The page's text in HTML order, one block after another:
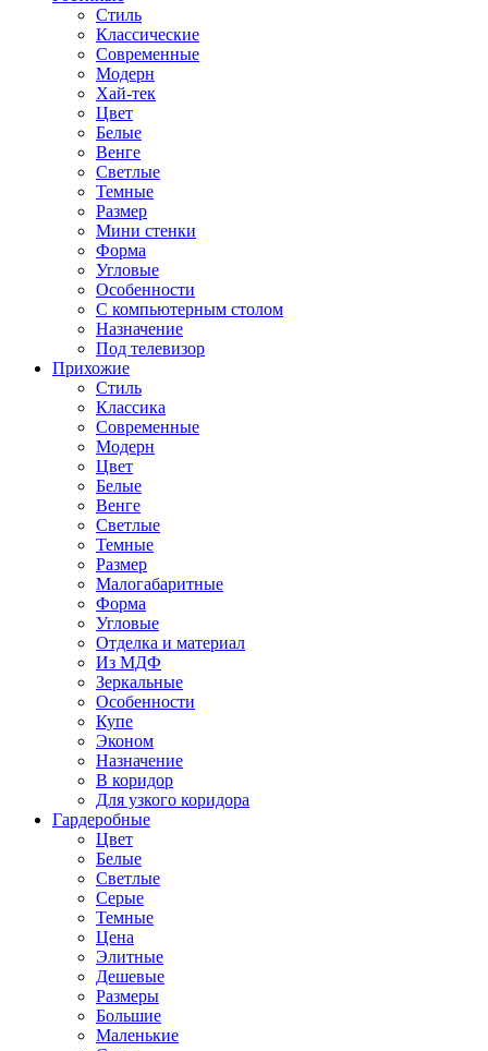
Стиль
Классические
Современные
Модерн
Хай-тек
Цвет
Белые
Венге
Светлые
Темные
Размер
Мини стенки
Форма
Угловые
Особенности
С компьютерным столом
Назначение
Под телевизор
Прихожие
Стиль
Классика
Современные
Модерн
Цвет
Белые
Венге
Светлые
Темные
Размер
Малогабаритные
Форма
Угловые
Отделка и материал
Из МДФ
Зеркальные
Особенности
Купе
Эконом
Назначение
В коридор
Для узкого коридора
Гардеробные
Цвет
Белые
Светлые
Серые
Темные
Цена
Элитные
Дешевые
Размеры
Большие
Маленькие